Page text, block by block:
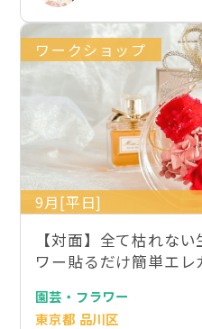
ワークショップ
9月[平日]
【対面】全て枯れな
ワー貼るだけ簡単エ
園芸・フラワー
東京都 品川区